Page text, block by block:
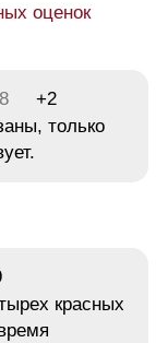
оценок
+2
только
красных